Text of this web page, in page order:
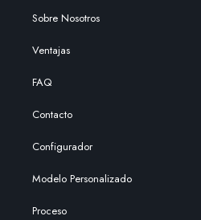
Sobre Nosotros
Ventajas
FAQ
Contacto
Configurador
Modelo Personalizado
Proceso